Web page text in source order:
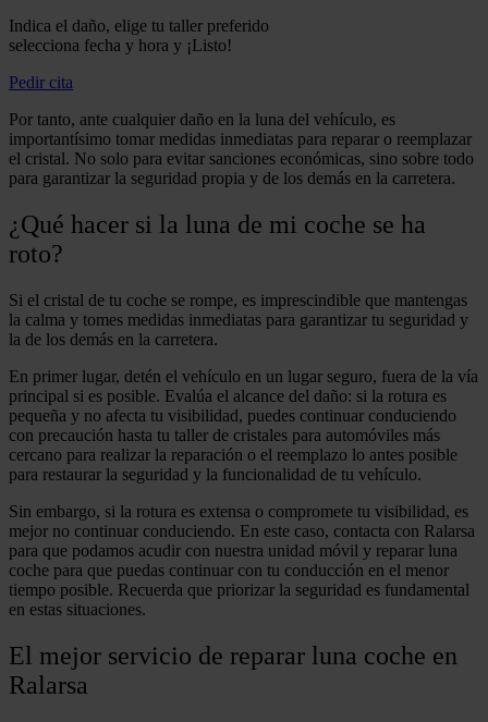
Indica el daño, elige tu taller preferido
selecciona fecha y hora y ¡Listo!
Pedir cita
Por tanto, ante cualquier daño en la luna del vehículo, es
importantísimo tomar medidas inmediatas para reparar o reemplazar
el cristal. No solo para evitar sanciones económicas, sino sobre todo
para garantizar la seguridad propia y de los demás en la carretera.
¿Qué hacer si la luna de mi coche se ha
roto?
Si el cristal de tu coche se rompe, es imprescindible que mantengas
la calma y tomes medidas inmediatas para garantizar tu seguridad y
la de los demás en la carretera.
En primer lugar, detén el vehículo en un lugar seguro, fuera de la vía
principal si es posible. Evalúa el alcance del daño: si la rotura es
pequeña y no afecta tu visibilidad, puedes continuar conduciendo
con precaución hasta tu taller de cristales para automóviles más
cercano para realizar la reparación o el reemplazo lo antes posible
para restaurar la seguridad y la funcionalidad de tu vehículo.
Sin embargo, si la rotura es extensa o compromete tu visibilidad, es
mejor no continuar conduciendo. En este caso, contacta con Ralarsa
para que podamos acudir con nuestra unidad móvil y reparar luna
coche para que puedas continuar con tu conducción en el menor
tiempo posible. Recuerda que priorizar la seguridad es fundamental
en estas situaciones.
El mejor servicio de reparar luna coche en
Ralarsa